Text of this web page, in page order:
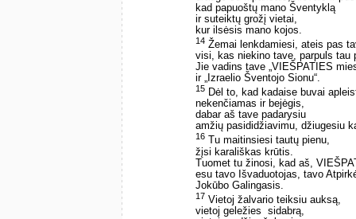
kad papuoštų mano Šventyklą
ir suteiktų grožį vietai,
kur ilsėsis mano kojos.
14 Žemai lenkdamiesi, ateis pas
visi, kas niekino tave, parpuls tau
Jie vadins tave „VIEŠPATIES
ir „Izraelio Šventojo Sionu“.
15 Dėl to, kad kadaise buvai
nekenčiamas ir bejėgis,
dabar aš tave padarysiu
amžių pasididžiavimu, džiugesiu
16 Tu maitinsiesi tautų pienu,
žįsi karališkas krūtis.
Tuomet tu žinosi, kad aš,
esu tavo Išvaduotojas, tavo
Jokūbo Galingasis.
17 Vietoj žalvario teiksiu auksą,
vietoj geležies ­ sidabrą,